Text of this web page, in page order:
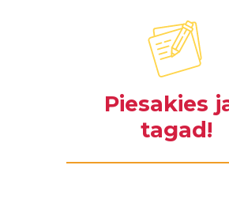
Piesakies
tagad!